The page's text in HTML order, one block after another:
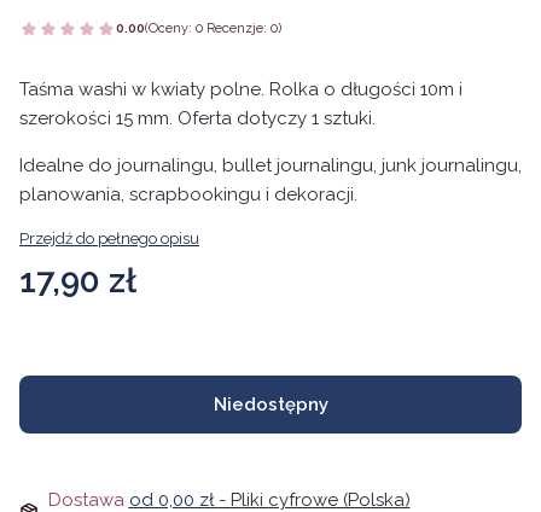
0.00(Oceny: 0 Recenzje: 0)
Taśma washi w kwiaty polne. Rolka o długości 10m i
szerokości 15 mm. Oferta dotyczy 1 sztuki.
Idealne do journalingu, bullet journalingu, junk journalingu,
planowania, scrapbookingu i dekoracji.
Przejdź do pełnego opisu
Cena
17,90 zł
Niedostępny
Dostawa od 0,00 zł - Pliki cyfrowe (Polska)